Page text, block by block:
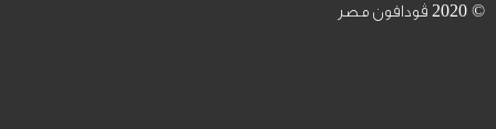
© 2020 ڤودافون مصر